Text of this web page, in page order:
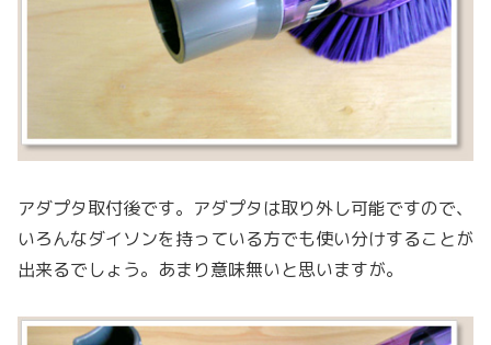
アダプタ取付後です。アダプタは取り外し可能ですので、
いろんなダイソンを持っている方でも使い分けすることが
出来るでしょう。あまり意味無いと思いますが。